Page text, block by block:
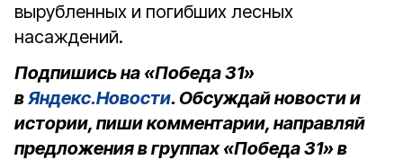
вырубленных и погибших лесных
насаждений.
Подпишись на «Победа 31»
вЯндекс.Новости. Обсуждай новости и
истории, пиши комментарии, направляй
предложения в группах «Победа 31» в